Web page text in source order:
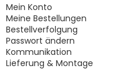
Mein Konto
Meine Bestellungen
Bestellverfolgung
Passwort ändern
Kommunikation
Lieferung & Montage